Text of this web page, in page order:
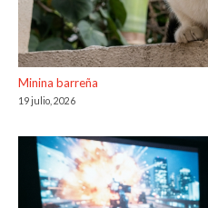
Minina barreña
19 julio, 2026